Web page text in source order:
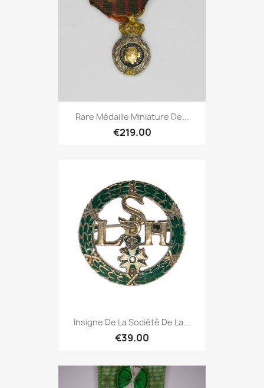
Rare Médaille Miniature De...
€219.00
Insigne De La Société De La...
€39.00